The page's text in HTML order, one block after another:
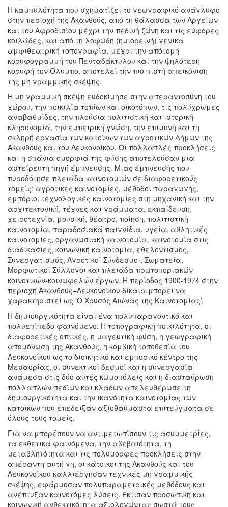
Η καμπυλότητα που σχηματίζει το γεωγραφικό ανάγλυφο
στην περιοχή της Ακανθούς, από τη θάλασσα των Αργείων
και του Αφροδισίου μέχρι την πεδινή ζώνη και τις εύφορες
κοιλάδες, και από τη λοφώδη (ημιορεινή) γενικά
αμφιθεατρική τοπογραφία, μέχρι την απότομη
κορυφογραμμή του Πενταδάκτυλου και την ψηλότερη
κορυφή τον Όλυμπο, αποτελεί την πιο πιστή απεικόνιση
της μη γραμμικής σκέψης.
Η μη γραμμική σκέψη ευδοκίμησε στην απεραντοσύνη του
χώρου, την ποικιλία τοπίων και οικοτόπων, τις πολύχρωμες
αναβαθμίδες, την πλούσια πολιτιστική και ιστορική
κληρονομιά, την εμπειρική γνώση, την επιμονή και τη
σκληρή εργασία των κατοίκων των αγροτικών Δήμων της
Ακανθούς και του Λευκονοίκου. Οι πολλαπλές προκλήσεις
και η σπάνια ομορφιά της φύσης αποτελούσαν μια
αστείρευτη πηγή έμπνευσης. Μιας έμπνευσης που
πυροδότησε πλειάδα καινοτομιών σε διαφορετικούς
τομείς: αγροτικές καινοτομίες, μέθοδοι παραγωγής,
εμπόριο, τεχνολογικές καινοτομίες στη μηχανική και την
αρχιτεκτονική, τέχνες και γράμματα, εκπαίδευση,
χειροτεχνία, μουσική, θέατρο, ποίηση, πολιτιστική
καινοτομία, παραδοσιακά παιγνίδια, υγεία, αθλητικές
καινοτομίες, οργανωσιακή καινοτομία, καινοτομία στις
διαδικασίες, κοινωνική καινοτομία, εθελοντισμός,
Συνεργατισμός, Αγροτικοί Σύνδεσμοι, Σωματεία,
Μορφωτικοί Σύλλογοι και πλειάδα πρωτοποριακών
κοινοτικών-κοινωφελών έργων. Η περίοδος 1900-1974 στην
περιοχή Ακανθούς–Λευκονοίκου δίκαια μπορεί να
χαρακτηριστεί ως ‘Ο Χρυσός Αιώνας της Καινοτομίας’.
Η δημιουργικότητα είναι ένα πολυπαραγοντικό και
πολυεπίπεδο φαινόμενο. Η τοπογραφική ποικιλότητα, οι
διαφορετικές οπτικές, η μαγευτική φύση, η γεωγραφική
απομόνωση της Ακανθούς, η κομβική τοποθεσία του
Λευκονοίκου ως το διοικητικό και εμπορικό κέντρο της
Μεσαορίας, οι συνεκτικοί δεσμοί και η συνεργασία
ανάμεσα στις δύο αυτές κωμοπόλεις και η διασταύρωση
πολλαπλών πεδίων και κλάδων απελευθέρωσε τη
δημιουργικότητα και την ικανότητα καινοτομίας των
κατοίκων που επέδειξαν αξιοθαύμαστα επιτεύγματα σε
όλους τους τομείς.
Για να μπορέσουν να αντιμετωπίσουν τις ασυμμετρίες,
τα εκθετικά φαινόμενα, την αβεβαιότητα, τη
μεταβλητότητα και τις πολύμορφες προκλήσεις στην
απέραντη αυτή γη, οι κάτοικοι της Ακανθούς και του
Λευκονοίκου καλλιέργησαν τεχνικές μη γραμμικής
σκέψης, εφάρμοσαν πολυπαραμετρικές μεθόδους και
ανέπτυξαν καινοτόμες λύσεις. Έκτισαν προσωπική και
κοινωνική ανθεκτικότητα αξιολογώντας σωστά τους